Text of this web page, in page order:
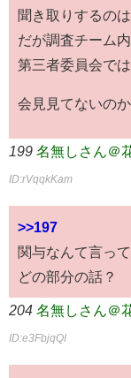
聞き取りするの
だが調査チーム
第三者委員会で
会見見てないのか
199 名無しさん＠
ID:rVqqkKam
>>197
関与なんて言っ
どの部分の話？
204 名無しさん＠
ID:e3FbjqQI